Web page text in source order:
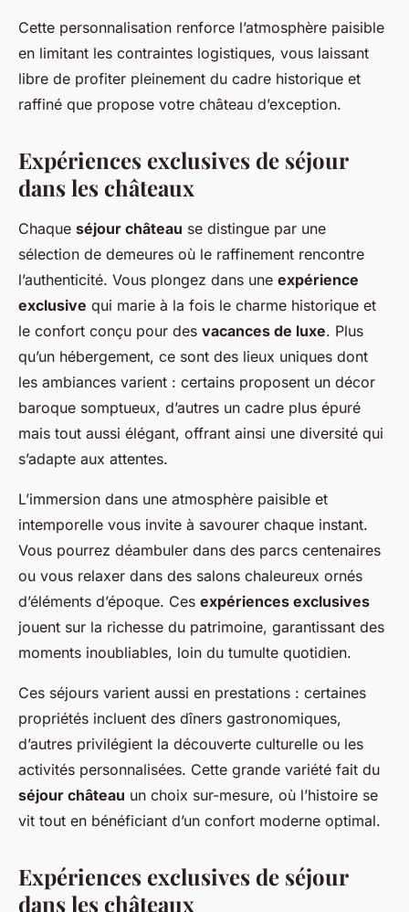
Cette personnalisation renforce l’atmosphère paisible
en limitant les contraintes logistiques, vous laissant
libre de profiter pleinement du cadre historique et
raffiné que propose votre château d’exception.
Expériences exclusives de séjour
dans les châteaux
Chaque séjour château se distingue par une
sélection de demeures où le raffinement rencontre
l’authenticité. Vous plongez dans une expérience
exclusive qui marie à la fois le charme historique et
le confort conçu pour des vacances de luxe. Plus
qu’un hébergement, ce sont des lieux uniques dont
les ambiances varient : certains proposent un décor
baroque somptueux, d’autres un cadre plus épuré
mais tout aussi élégant, offrant ainsi une diversité qui
s’adapte aux attentes.
L’immersion dans une atmosphère paisible et
intemporelle vous invite à savourer chaque instant.
Vous pourrez déambuler dans des parcs centenaires
ou vous relaxer dans des salons chaleureux ornés
d’éléments d’époque. Ces expériences exclusives
jouent sur la richesse du patrimoine, garantissant des
moments inoubliables, loin du tumulte quotidien.
Ces séjours varient aussi en prestations : certaines
propriétés incluent des dîners gastronomiques,
d’autres privilégient la découverte culturelle ou les
activités personnalisées. Cette grande variété fait du
séjour château un choix sur-mesure, où l’histoire se
vit tout en bénéficiant d’un confort moderne optimal.
Expériences exclusives de séjour
dans les châteaux